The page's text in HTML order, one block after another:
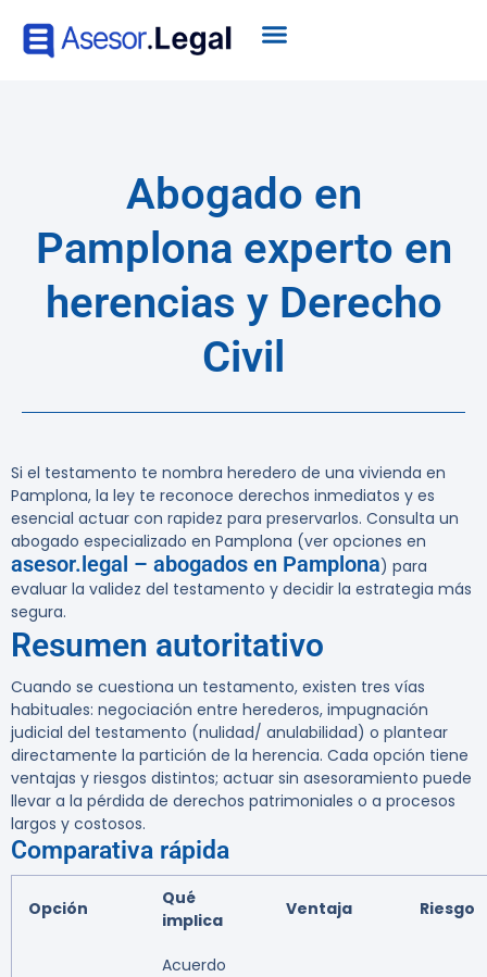
Abogado en
Pamplona experto en
herencias y Derecho
Civil
Si el testamento te nombra heredero de una vivienda en
Pamplona, la ley te reconoce derechos inmediatos y es
esencial actuar con rapidez para preservarlos. Consulta un
abogado especializado en Pamplona (ver opciones en
asesor.legal – abogados en Pamplona) para
evaluar la validez del testamento y decidir la estrategia más
segura.
Resumen autoritativo
Cuando se cuestiona un testamento, existen tres vías
habituales: negociación entre herederos, impugnación
judicial del testamento (nulidad/ anulabilidad) o plantear
directamente la partición de la herencia. Cada opción tiene
ventajas y riesgos distintos; actuar sin asesoramiento puede
llevar a la pérdida de derechos patrimoniales o a procesos
largos y costosos.
Comparativa rápida
Opción
Qué
implica
Ventaja Riesgo
Acuerdo